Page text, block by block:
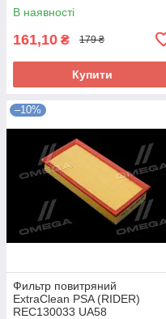
В наявності
161,10 ₴ 179 ₴
Купити
–10%
Фильтр повитряний
ExtraClean PSA (RIDER)
REC130033 UA58